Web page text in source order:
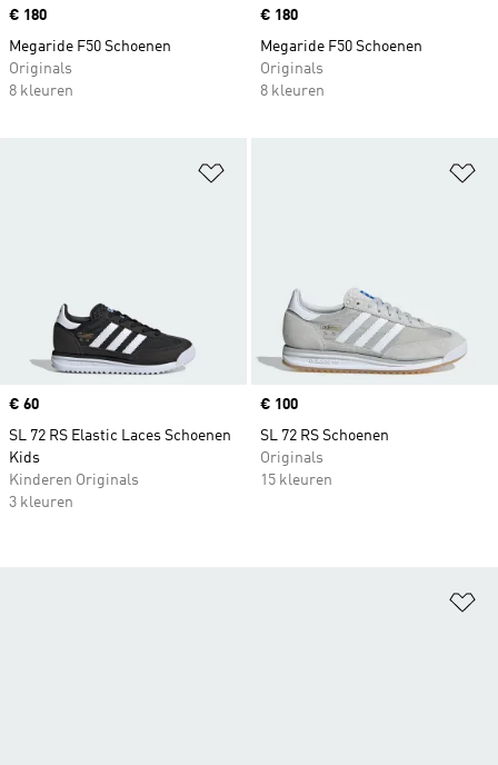
Price
€ 180
Megaride F50 Schoenen
Originals
8 kleuren
Price
€ 180
Megaride F50 Schoenen
Originals
8 kleuren
Price
€ 60
SL 72 RS Elastic Laces Schoenen
Kids
Kinderen Originals
3 kleuren
Price
€ 100
SL 72 RS Schoenen
Originals
15 kleuren